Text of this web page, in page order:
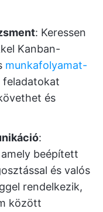
: Keressen
Kanban-
munkafolyamat-
feladatokat
és
:
beépített
és valós
rendelkezik,
között